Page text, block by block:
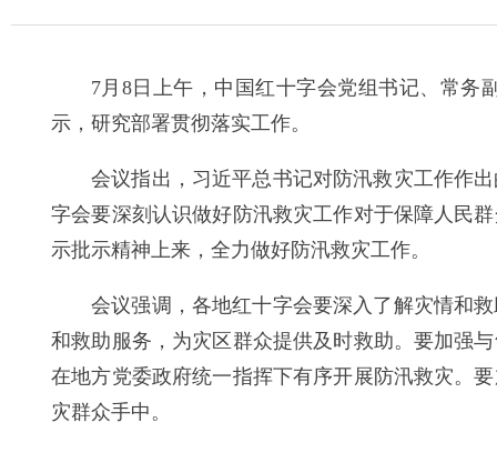
7月8日上午，中国红十字会党组书记、常务
示，研究部署贯彻落实工作。
会议指出，习近平总书记对防汛救灾工作作
字会要深刻认识做好防汛救灾工作对于保障人民
示批示精神上来，全力做好防汛救灾工作。
会议强调，各地红十字会要深入了解灾情和
和救助服务，为灾区群众提供及时救助。要加强
在地方党委政府统一指挥下有序开展防汛救灾。
灾群众手中。